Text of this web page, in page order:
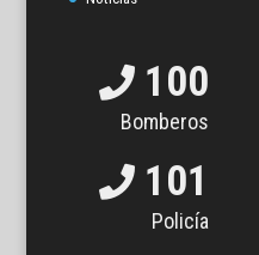
100
Bomberos
101
Policía